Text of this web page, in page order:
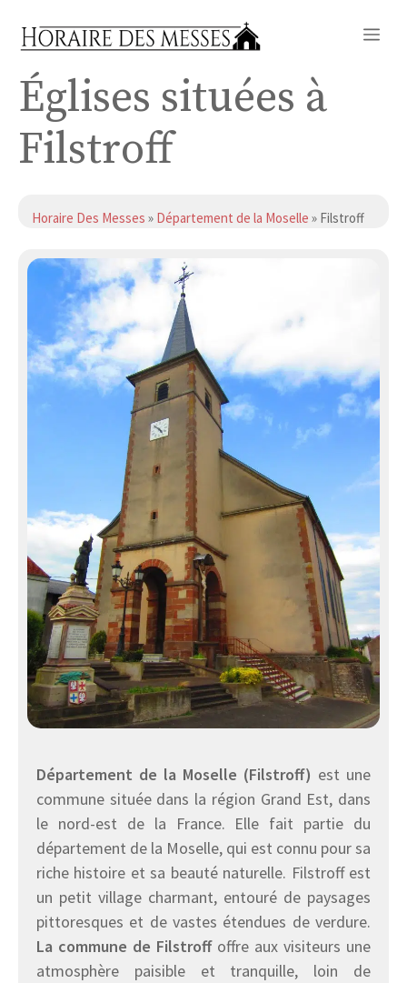
Églises situées à
Filstroff
Horaire Des Messes » Département de la Moselle » Filstroff
Département de la Moselle (Filstroff) est une
commune située dans la région Grand Est, dans
le nord-est de la France. Elle fait partie du
département de la Moselle, qui est connu pour sa
riche histoire et sa beauté naturelle. Filstroff est
un petit village charmant, entouré de paysages
pittoresques et de vastes étendues de verdure.
La commune de Filstroffoffre aux visiteurs une
atmosphère paisible et tranquille, loin de